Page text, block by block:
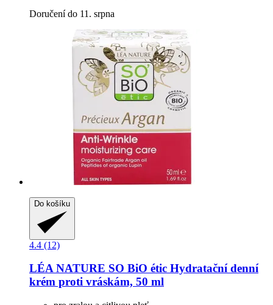
Doručení do 11. srpna
Do košíku
4.4 (12)
LÉA NATURE SO BiO étic Hydratační denní
krém proti vráskám, 50 ml